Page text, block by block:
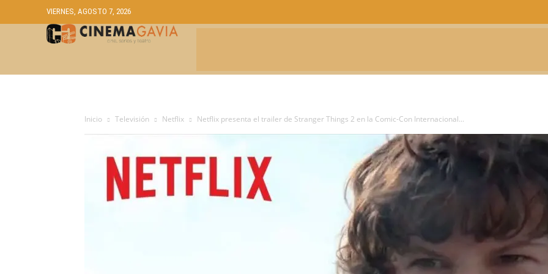
VIERNES, AGOSTO 7, 2026
Inicio Televisión Netflix Netflix presenta el trailer de Stranger Things 2 en la Comic-Con Internacional...